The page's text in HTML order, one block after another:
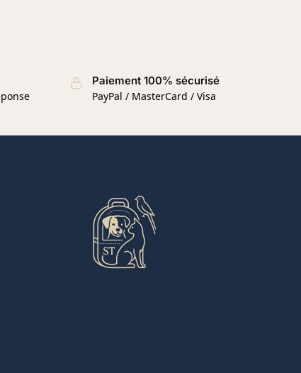
Paiement 100% sécurisé
PayPal / MasterCard / Visa